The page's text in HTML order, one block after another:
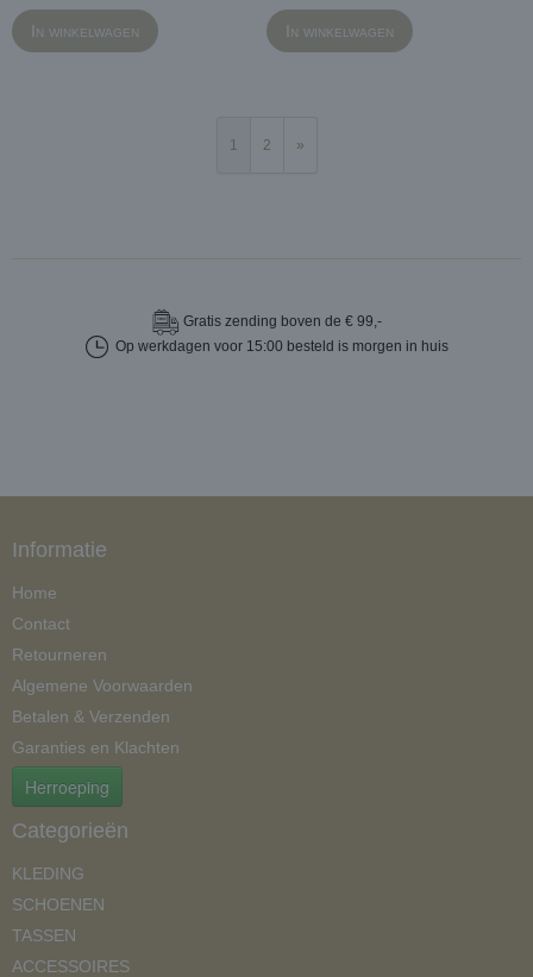
In winkelwagen In winkelwagen
1 2 »
Gratiszending boven de € 99,-
Op werkdagen voor 15:00 besteld is morgen in huis
Informatie
Home
Contact
Retourneren
Algemene Voorwaarden
Betalen & Verzenden
Garanties en Klachten
Herroeping
Categorieën
KLEDING
SCHOENEN
TASSEN
ACCESSOIRES